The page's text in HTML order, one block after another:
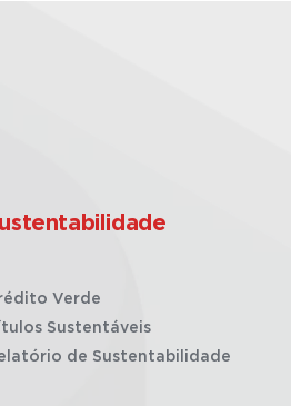
Verde
Sustentáveis
de Sustentabilidade